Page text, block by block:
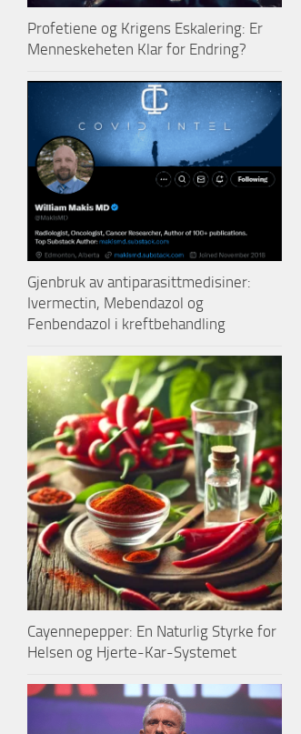
Profetiene og Krigens Eskalering: Er
Menneskeheten Klar for Endring?
Gjenbruk av antiparasittmedisiner:
Ivermectin, Mebendazol og
Fenbendazol i kreftbehandling
Cayennepepper: En Naturlig Styrke for
Helsen og Hjerte-Kar-Systemet